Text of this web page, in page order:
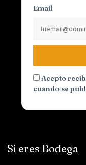
Email
Acepto
cuando se
Si eres Bodega